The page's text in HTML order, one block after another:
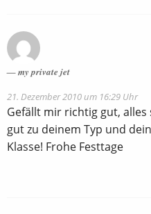
my private jet
21. Dezember 2010 um 16:29 Uhr
Gefällt mir richtig gut,
gut zu deinem Typ und
Klasse! Frohe Festtage